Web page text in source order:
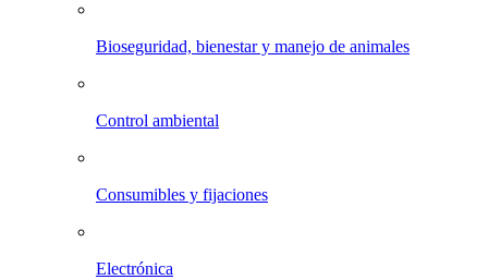
Bioseguridad, bienestar y manejo de animales
Control ambiental
Consumibles y fijaciones
Electrónica